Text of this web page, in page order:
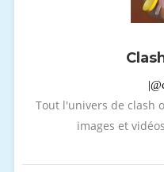
Tout l'univers de clash
images et